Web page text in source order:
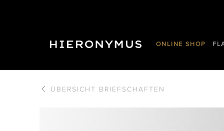
ONLINE SHOP
ÜBERSICHT BRIEFSCHAFTEN